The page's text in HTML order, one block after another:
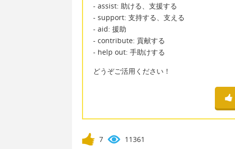
- assist: 助ける、支援する
- support: 支持する、支える
- aid: 援助
- contribute: 貢献する
- help out: 手助けする
どうぞご活用ください！
7 11361